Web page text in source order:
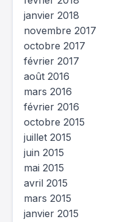
janvier 2018
novembre 2017
octobre 2017
février 2017
août 2016
mars 2016
février 2016
octobre 2015
juillet 2015
juin 2015
mai 2015
avril 2015
mars 2015
janvier 2015